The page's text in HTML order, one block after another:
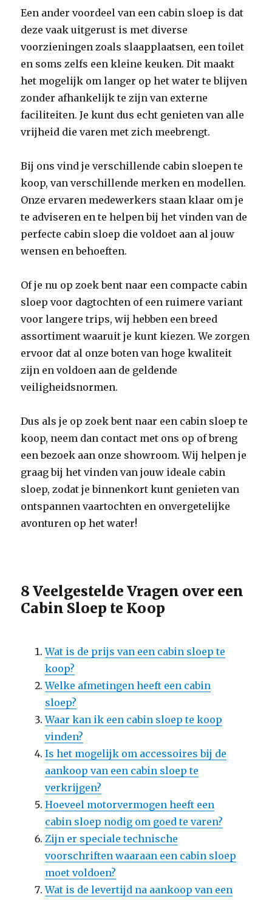
Een ander voordeel van een cabin sloep is dat
deze vaak uitgerust is met diverse
voorzieningen zoals slaapplaatsen, een toilet
en soms zelfs een kleine keuken. Dit maakt
het mogelijk om langer op het water te blijven
zonder afhankelijk te zijn van externe
faciliteiten. Je kunt dus echt genieten van alle
vrijheid die varen met zich meebrengt.
Bij ons vind je verschillende cabin sloepen te
koop, van verschillende merken en modellen.
Onze ervaren medewerkers staan klaar om je
te adviseren en te helpen bij het vinden van de
perfecte cabin sloep die voldoet aan al jouw
wensen en behoeften.
Of je nu op zoek bent naar een compacte cabin
sloep voor dagtochten of een ruimere variant
voor langere trips, wij hebben een breed
assortiment waaruit je kunt kiezen. We zorgen
ervoor dat al onze boten van hoge kwaliteit
zijn en voldoen aan de geldende
veiligheidsnormen.
Dus als je op zoek bent naar een cabin sloep te
koop, neem dan contact met ons op of breng
een bezoek aan onze showroom. Wij helpen je
graag bij het vinden van jouw ideale cabin
sloep, zodat je binnenkort kunt genieten van
ontspannen vaartochten en onvergetelijke
avonturen op het water!
8 Veelgestelde Vragen over een
Cabin Sloep te Koop
Wat is de prijs van een cabin sloep te
koop?
Welke afmetingen heeft een cabin
sloep?
Waar kan ik een cabin sloep te koop
vinden?
Is het mogelijk om accessoires bij de
aankoop van een cabin sloep te
verkrijgen?
Hoeveel motorvermogen heeft een
cabin sloep nodig om goed te varen?
Zijn er speciale technische
voorschriften waaraan een cabin sloep
moet voldoen?
Wat is de levertijd na aankoop van een